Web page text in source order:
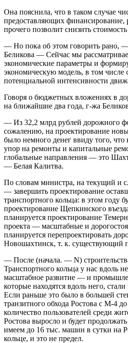
Она пояснила, что в таком случае
предоставляющих финансирование,
прочего позволит снизить
— Но пока об этом говорить рано,
Беликова — Сейчас мы
экономические параметры и
экономическую модель, в том числе
потенциальной интенсивности
Говоря о бюджетных вложениях в
на ближайшие два года, г-жа
— Из 32,2 млрд рублей дорожного
сожалению, на проектирование
было немного денег ввиду того, что
упор на ремонты и капитальные
глобальные направления — это
— Белая Калитва.
По словам министра, на текущий и
— завершить проектирование
транспортного кольца: в этом году
проектирование Щепкинского
планируется проектирование
проекта — масштабные и
планируется перепроектировать
Новошахтинск, т. к. существующий
— После (начала. — N)
Транспортного кольца у нас вдоль
масштабное развитие — и
которые находятся вдоль него,
Если раньше это было в большей
транзитного обхода Ростова с М-4
количество пользователей среди
Ростова выросло и будет
имеем до 16 тыс. машин в сутки на
кольце, и это не предел.